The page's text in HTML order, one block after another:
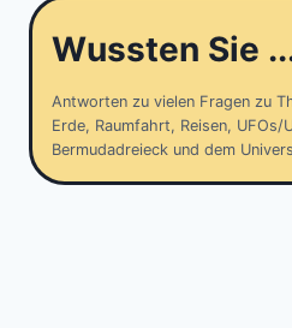
Wussten Sie
Antworten zu vielen Fragen zu
Erde, Raumfahrt, Reisen,
Bermudadreieck und dem